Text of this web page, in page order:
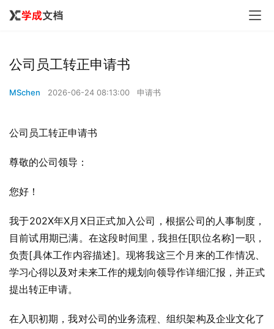
公司员工转正申请书
MSchen 2026-06-24 08:13:00 申请书
公司员工转正申请书
尊敬的公司领导：
您好！
我于202X年X月X日正式加入公司，根据公司的人事制度，
目前试用期已满。在这段时间里，我担任[职位名称]一职，
负责[具体工作内容描述]。现将我这三个月来的工作情况、
学习心得以及对未来工作的规划向领导作详细汇报，并正式
提出转正申请。
在入职初期，我对公司的业务流程、组织架构及企业文化了